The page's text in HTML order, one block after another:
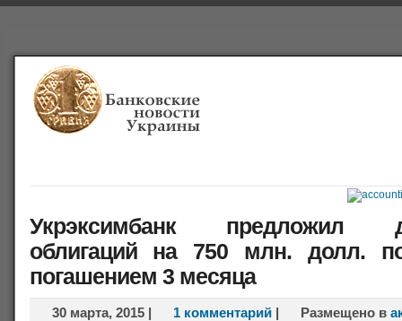
Укрэксимбанк предложил
облигаций на 750 млн. долл.
погашением 3 месяца
30 марта, 2015| 1 комментарий | Размещено в